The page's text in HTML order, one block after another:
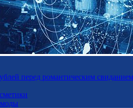
перед романтическим
моды